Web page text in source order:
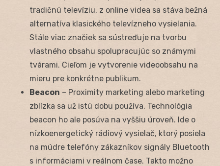
tradičnú televíziu, z online videa sa stáva bežná
alternatíva klasického televízneho vysielania.
Stále viac značiek sa sústreďuje na tvorbu
vlastného obsahu spolupracujúc so známymi
tvárami. Cieľom je vytvorenie videoobsahu na
mieru pre konkrétne publikum.
Beacon – Proximity marketing alebo marketing
zblízka sa už istú dobu používa. Technológia
beacon ho ale posúva na vyššiu úroveň. Ide o
nízkoenergetický rádiový vysielač, ktorý posiela
na múdre telefóny zákazníkov signály Bluetooth
s informáciami v reálnom čase. Takto možno